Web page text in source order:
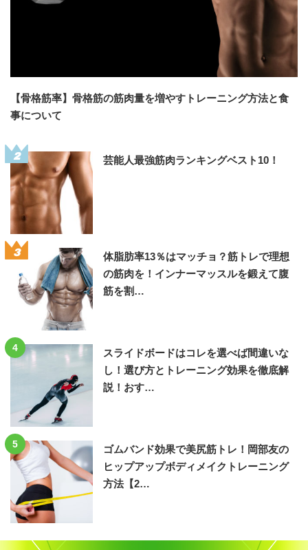
【骨格筋率】骨格筋の筋肉量を増やすトレーニング方法と食
事について
2 芸能人最強筋肉ランキングベスト10！
3
体脂肪率13％はマッチョ？筋トレで理想
の筋肉を！インナーマッスルを鍛えて腹
筋を割…
4
スライドボードはコレを選べば間違いな
し！選び方とトレーニング効果を徹底解
説！おす…
5
ゴムバンド効果で美尻筋トレ！岡部友の
ヒップアップボディメイクトレーニング
方法【2…